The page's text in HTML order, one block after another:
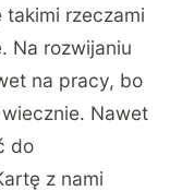
rzeczami
Na rozwijaniu
na pracy, bo
Nawet
do
z nami